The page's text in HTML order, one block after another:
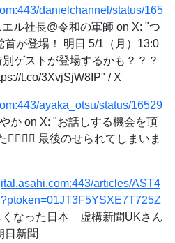
danielchannel/status/165
ル社長@令和の軍師 on X: "つ
が登場！ 明日 5/1（月）13:0
ゲストが登場するかも？？？
t.co/3XvjSjW8IP" / X
ayaka_otsu/status/16529
か on X: "お話しする機会を頂
最後のせられてしまいま
articles/AST4
なった日本 虚構新聞UKさん
日新聞